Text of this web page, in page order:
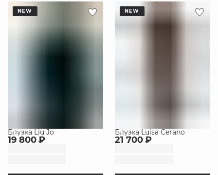
NEW
Блузка Liu Jo
19 800 ₽
NEW
Блузка Luisa Cerano
21 700 ₽